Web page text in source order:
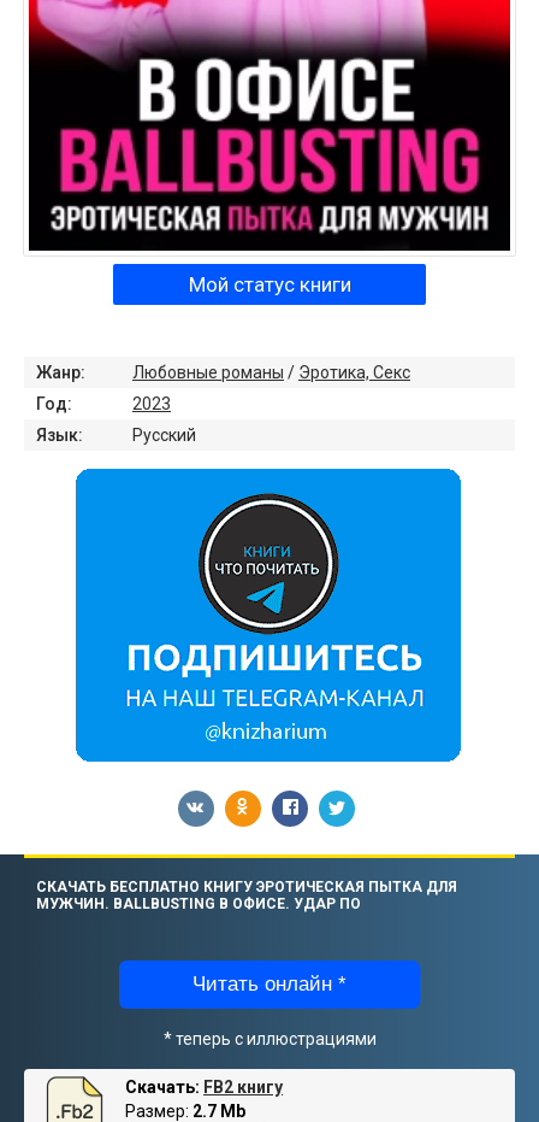
Мой статус книги
Жанр: Любовные романы / Эротика, Секс
Год:
2023
Язык:
Русский
СКАЧАТЬ БЕСПЛАТНО КНИГУ ЭРОТИЧЕСКАЯ ПЫТКА ДЛЯ
МУЖЧИН. BALLBUSTING В ОФИСЕ. УДАР ПО
Читать онлайн *
* теперь с иллюстрациями
Скачать: FB2 книгу
Размер: 2.7 Mb